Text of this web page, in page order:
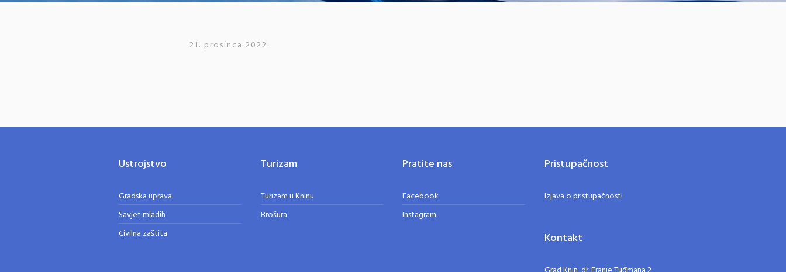
21. prosinca 2022.
Ustrojstvo
Gradska uprava
Savjet mladih
Civilna zaštita
Turizam
Turizam u Kninu
Brošura
Pratite nas
Facebook
Instagram
Pristupačnost
Izjava o pristupačnosti
Kontakt